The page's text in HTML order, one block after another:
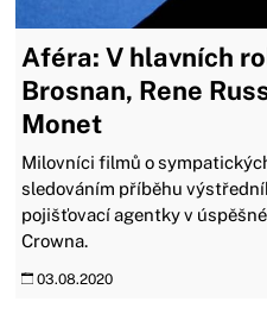
Aféra: V hlavních
Brosnan, Rene
Monet
Milovníci filmů o
sledováním příběhu
pojišťovací agentky v
Crowna.
03.08.2020